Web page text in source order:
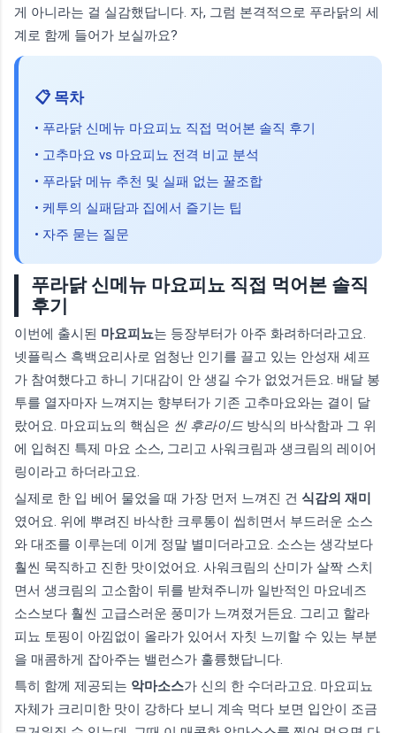
게 아니라는 걸 실감했답니다. 자, 그럼 본격적으로 푸라닭의 세
계로 함께 들어가 보실까요?
📋 목차
• 푸라닭 신메뉴 마요피뇨 직접 먹어본 솔직 후기
• 고추마요 vs 마요피뇨 전격 비교 분석
• 푸라닭 메뉴 추천 및 실패 없는 꿀조합
• 케투의 실패담과 집에서 즐기는 팁
• 자주 묻는 질문
푸라닭 신메뉴 마요피뇨 직접 먹어본 솔직
후기
이번에 출시된 마요피뇨는 등장부터가 아주 화려하더라고요.
넷플릭스 흑백요리사로 엄청난 인기를 끌고 있는 안성재 셰프
가 참여했다고 하니 기대감이 안 생길 수가 없었거든요. 배달 봉
투를 열자마자 느껴지는 향부터가 기존 고추마요와는 결이 달
랐어요. 마요피뇨의 핵심은 씬 후라이드 방식의 바삭함과 그 위
에 입혀진 특제 마요 소스, 그리고 사워크림과 생크림의 레이어
링이라고 하더라고요.
실제로 한 입 베어 물었을 때 가장 먼저 느껴진 건 식감의 재미
였어요. 위에 뿌려진 바삭한 크루통이 씹히면서 부드러운 소스
와 대조를 이루는데 이게 정말 별미더라고요. 소스는 생각보다
훨씬 묵직하고 진한 맛이었어요. 사워크림의 산미가 살짝 스치
면서 생크림의 고소함이 뒤를 받쳐주니까 일반적인 마요네즈
소스보다 훨씬 고급스러운 풍미가 느껴졌거든요. 그리고 할라
피뇨 토핑이 아낌없이 올라가 있어서 자칫 느끼할 수 있는 부분
을 매콤하게 잡아주는 밸런스가 훌륭했답니다.
특히 함께 제공되는 악마소스가 신의 한 수더라고요. 마요피뇨
자체가 크리미한 맛이 강하다 보니 계속 먹다 보면 입안이 조금